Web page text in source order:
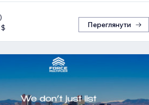
)
Переглянути